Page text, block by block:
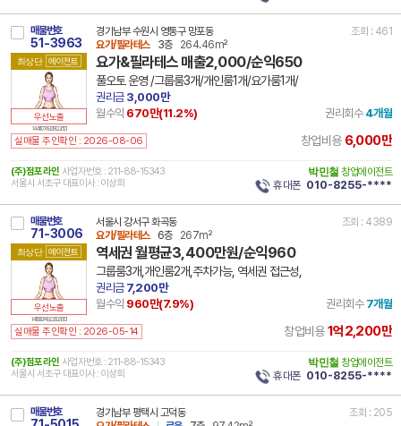
매물번호
51-3963
최상단 에이전트
우선노출
14 41117 7492 181226 101
경기남부 수원시 영통구 망포동
조회 : 461
요가/필라테스
3층 264.46m²
요가&필라테스 매출2,000/순익650
풀오토 운영 /그룹룸3개/개인룸1개/요가룸1개/
권리금3,000만
월수익 670만(11.2%) 권리회수 4개월
실매물 주인확인 : 2026-08-06 창업비용 6,000만
(주)점포라인 사업자번호 : 211-88-15343
서울시 서초구 대표이사 : 이상희
박민철 창업에이전트
휴대폰 010-8255-****
매물번호
71-3006
최상단 에이전트
우선노출
14 11500 7492 260219 101
서울시 강서구 화곡동
조회 : 4389
요가/필라테스
6층 267m²
역세권 월평균3,400만원/순익960
그룹룸3개,개인룸2개,주차가능, 역세권 접근성,
권리금7,200만
월수익 960만(7.9%) 권리회수 7개월
실매물 주인확인 : 2026-05-14 창업비용1억2,200만
(주)점포라인 사업자번호 : 211-88-15343
서울시 서초구 대표이사 : 이상희
박민철 창업에이전트
휴대폰 010-8255-****
매물번호 경기남부 평택시 고덕동
조회 : 205